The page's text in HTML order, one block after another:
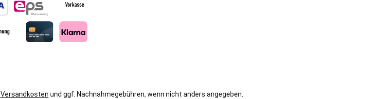
Lastschrift Vorkasse
Versandkosten und ggf. Nachnahmegebühren, wenn nicht anders angegeben.